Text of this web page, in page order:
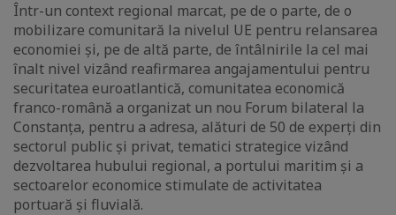
Într-un context regional marcat, pe de o parte, de o
mobilizare comunitară la nivelul UE pentru relansarea
economiei și, pe de altă parte, de întâlnirile la cel mai
înalt nivel vizând reafirmarea angajamentului pentru
securitatea euroatlantică, comunitatea economică
franco-română a organizat un nou Forum bilateral la
Constanța, pentru a adresa, alături de 50 de experți din
sectorul public și privat, tematici strategice vizând
dezvoltarea hubului regional, a portului maritim și a
sectoarelor economice stimulate de activitatea
portuară și fluvială.